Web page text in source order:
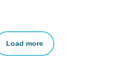
Load more